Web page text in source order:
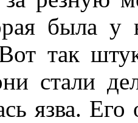
была у
так
стали
язва.